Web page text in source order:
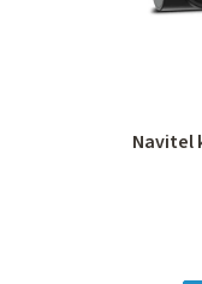
Navitel